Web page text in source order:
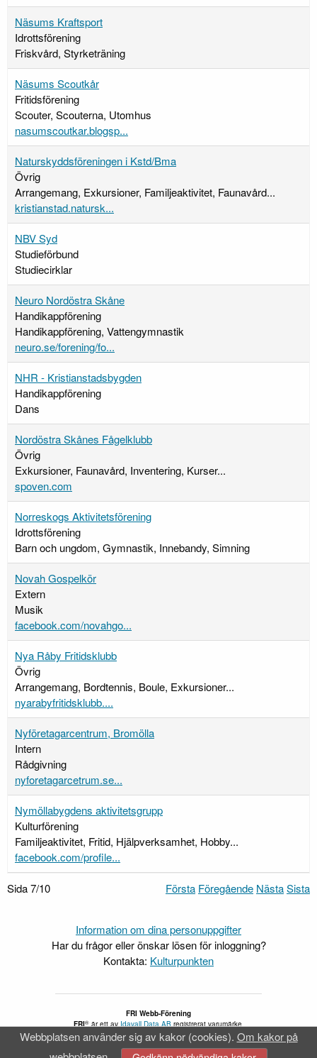
Näsums Kraftsport
Idrottsförening
Friskvård, Styrketräning
Näsums Scoutkår
Fritidsförening
Scouter, Scouterna, Utomhus
nasumscoutkar.blogsp...
Naturskyddsföreningen i Kstd/Bma
Övrig
Arrangemang, Exkursioner, Familjeaktivitet, Faunavård...
kristianstad.natursk...
NBV Syd
Studieförbund
Studiecirklar
Neuro Nordöstra Skåne
Handikappförening
Handikappförening, Vattengymnastik
neuro.se/forening/fo...
NHR - Kristianstadsbygden
Handikappförening
Dans
Nordöstra Skånes Fågelklubb
Övrig
Exkursioner, Faunavård, Inventering, Kurser...
spoven.com
Norreskogs Aktivitetsförening
Idrottsförening
Barn och ungdom, Gymnastik, Innebandy, Simning
Novah Gospelkör
Extern
Musik
facebook.com/novahgo...
Nya Råby Fritidsklubb
Övrig
Arrangemang, Bordtennis, Boule, Exkursioner...
nyarabyfritidsklubb....
Nyföretagarcentrum, Bromölla
Intern
Rådgivning
nyforetagarcetrum.se...
Nymöllabygdens aktivitetsgrupp
Kulturförening
Familjeaktivitet, Fritid, Hjälpverksamhet, Hobby...
facebook.com/profile...
Sida 7/10 Första Föregående NästaSista
Information om dina personuppgifter
Har du frågor eller önskar lösen för inloggning?
Kontakta: Kulturpunkten
FRI Webb-Förening
FRI®är ett avIdavall Data ABregistrerat varumärke.
Tillgänglighetsredogörelse
Webbplatsen använder sig av kakor (cookies). Om kakor på